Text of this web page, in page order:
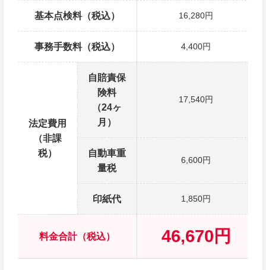
基本点検料（税込） 16,280円
事務手数料（税込） 4,400円
法定費用
（非課
税）
自賠責保
険料
（24ヶ
月）
17,540円
自動車重
量税
6,600円
印紙代 1,850円
料金合計（税込） 46,670円